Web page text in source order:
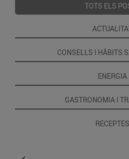
TOTS ELS
CONSELLS I HÀBITS
ENERGIA
GASTRONOMIA I
RECEPTES